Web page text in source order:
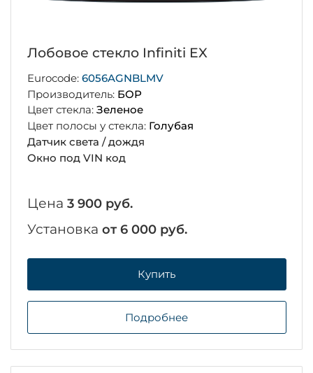
Лобовое стекло Infiniti EX
Eurocode: 6056AGNBLMV
Производитель: БОР
Цвет стекла: Зеленое
Цвет полосы у стекла: Голубая
Датчик света / дождя
Окно под VIN код
Цена 3 900 руб.
Установка от 6 000 руб.
Купить
Подробнее